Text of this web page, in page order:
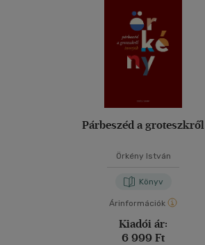
Párbeszéd a groteszkről
Örkény István
Könyv
Árinformációk
Kiadói ár:
6 999 Ft